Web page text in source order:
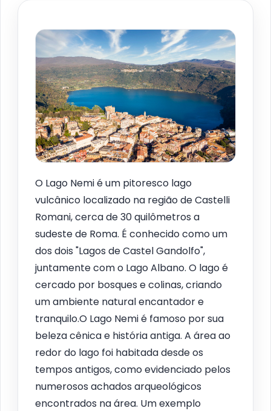
O Lago Nemi é um pitoresco lago
vulcânico localizado na região de Castelli
Romani, cerca de 30 quilômetros a
sudeste de Roma. É conhecido como um
dos dois "Lagos de Castel Gandolfo",
juntamente com o Lago Albano. O lago é
cercado por bosques e colinas, criando
um ambiente natural encantador e
tranquilo.O Lago Nemi é famoso por sua
beleza cênica e história antiga. A área ao
redor do lago foi habitada desde os
tempos antigos, como evidenciado pelos
numerosos achados arqueológicos
encontrados na área. Um exemplo